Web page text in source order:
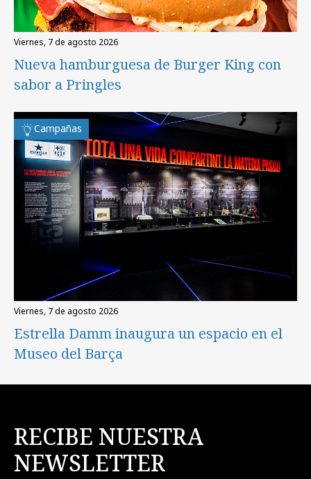
viernes, 7 de agosto 2026
Nueva hamburguesa de Burger King con
sabor a Pringles
Campañas
viernes, 7 de agosto 2026
Estrella Damm inaugura un espacio en el
Museo del Barça
RECIBE NUESTRA
NEWSLETTER